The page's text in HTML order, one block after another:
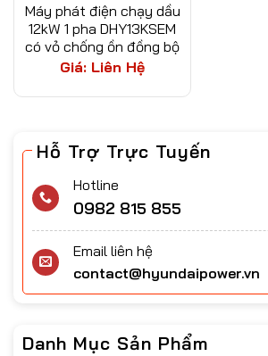
Hỗ Trợ Trực Tuyến
Hotline
0982 815 855
Email liên hệ
contact@hyundaipower.vn
Danh Mục Sản Phẩm
Máy phát điện chạy dầu
12kW 1 pha DHY13KSEM
có vỏ chống ồn đồng bộ
Giá: Liên Hệ